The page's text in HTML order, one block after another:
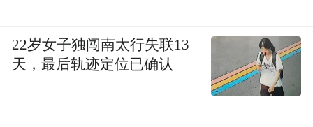
22岁女子独闯南太行失联13
天，最后轨迹定位已确认